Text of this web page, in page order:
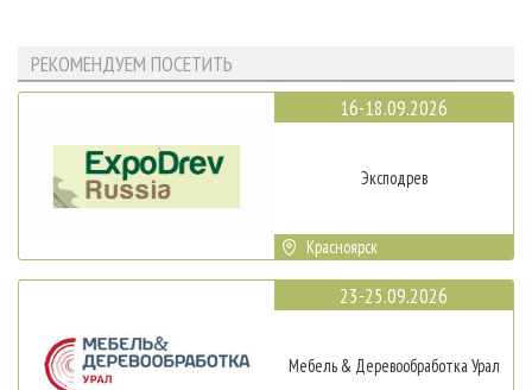
РЕКОМЕНДУЕМ ПОСЕТИТЬ
16-18.09.2026
Эксподрев
Красноярск
23-25.09.2026
Мебель & Деревообработка Урал